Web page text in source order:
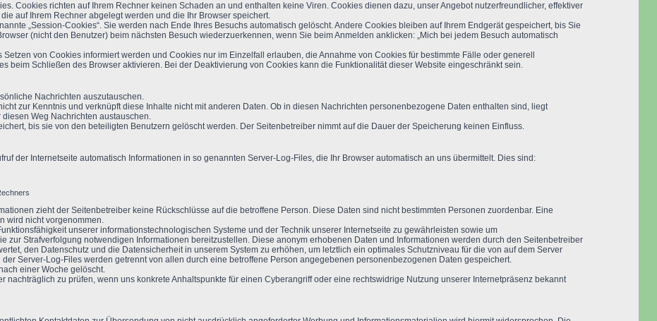
Cookies richten auf Ihrem Rechner keinen Schaden an und enthalten keine Viren. Cookies dienen dazu, unser Angebot nutzerfreundlicher, effektiver
auf Ihrem Rechner abgelegt werden und die Ihr Browser speichert.
„Session-Cookies“. Sie werden nach Ende Ihres Besuchs automatisch gelöscht. Andere Cookies bleiben auf Ihrem Endgerät gespeichert, bis Sie
(nicht den Benutzer) beim nächsten Besuch wiederzuerkennen, wenn Sie beim Anmelden anklicken: „Mich bei jedem Besuch automatisch
von Cookies informiert werden und Cookies nur im Einzelfall erlauben, die Annahme von Cookies für bestimmte Fälle oder generell
beim Schließen des Browser aktivieren. Bei der Deaktivierung von Cookies kann die Funktionalität dieser Website eingeschränkt sein.
Nachrichten auszutauschen.
zur Kenntnis und verknüpft diese Inhalte nicht mit anderen Daten. Ob in diesen Nachrichten personenbezogene Daten enthalten sind, liegt
Weg Nachrichten austauschen.
bis sie von den beteiligten Benutzern gelöscht werden. Der Seitenbetreiber nimmt auf die Dauer der Speicherung keinen Einfluss.
der Internetseite automatisch Informationen in so genannten Server-Log-Files, die Ihr Browser automatisch an uns übermittelt. Dies sind:
zieht der Seitenbetreiber keine Rückschlüsse auf die betroffene Person. Diese Daten sind nicht bestimmten Personen zuordenbar. Eine
wird nicht vorgenommen.
unserer informationstechnologischen Systeme und der Technik unserer Internetseite zu gewährleisten sowie um
zur Strafverfolgung notwendigen Informationen bereitzustellen. Diese anonym erhobenen Daten und Informationen werden durch den Seitenbetreiber
den Datenschutz und die Datensicherheit in unserem System zu erhöhen, um letztlich ein optimales Schutzniveau für die von auf dem Server
Server-Log-Files werden getrennt von allen durch eine betroffene Person angegebenen personenbezogenen Daten gespeichert.
einer Woche gelöscht.
nachträglich zu prüfen, wenn uns konkrete Anhaltspunkte für einen Cyberangriff oder eine rechtswidrige Nutzung unserer Internetpräsenz bekannt